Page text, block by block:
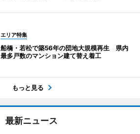
エリア特集
船橋・若松で築56年の団地大規模再生 県内
最多戸数のマンション建て替え着工
もっと見る
最新ニュース